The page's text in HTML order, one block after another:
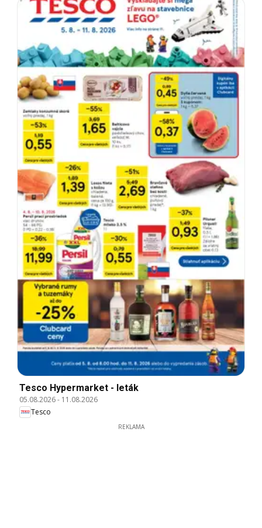
Tesco Hypermarket - leták
05.08.2026- 11.08.2026
Tesco
REKLAMA